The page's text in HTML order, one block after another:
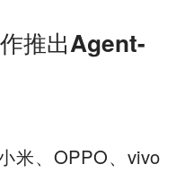
推出Agent-
米、OPPO、vivo